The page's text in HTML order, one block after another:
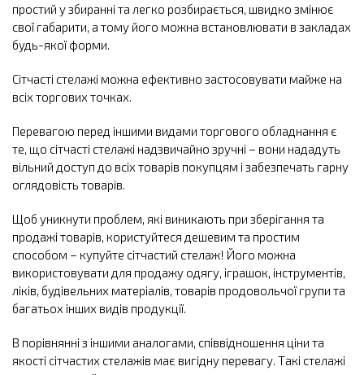
простий у збиранні та легко розбирається, швидко змінює
свої габарити, а тому його можна встановлювати в закладах
будь-якої форми.
Сітчасті стелажі можна ефективно застосовувати майже на
всіх торгових точках.
Перевагою перед іншими видами торгового обладнання є
те, що сітчасті стелажі надзвичайно зручні – вони нададуть
вільний доступ до всіх товарів покупцям і забезпечать гарну
оглядовість товарів.
Щоб уникнути проблем, які виникають при зберігання та
продажі товарів, користуйтеся дешевим та простим
способом – купуйте сітчастий стелаж! Його можна
використовувати для продажу одягу, іграшок, інструментів,
ліків, будівельних матеріалів, товарів продовольчої групи та
багатьох інших видів продукції.
В порівнянні з іншими аналогами, співвідношення ціни та
якості сітчастих стелажів має вигідну перевагу. Такі стелажі